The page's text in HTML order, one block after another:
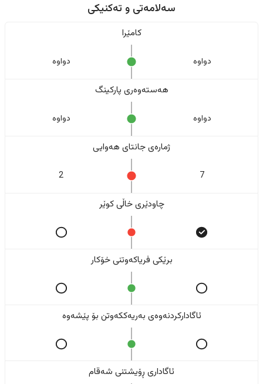
سەلامەتی و تەکنیکی
کامێرا
دواوە دواوە
هەستەوەری پارکینگ
دواوە دواوە
ژمارەی جانتای هەوایی
7
2
چاودێری خاڵی کوێر
برێکی فریاکەوتنی خۆکار
ئاگادارکردنەوەی بەریەککەوتن بۆ پێشەوە
ئاگاداری ڕۆیشتنی شەقام